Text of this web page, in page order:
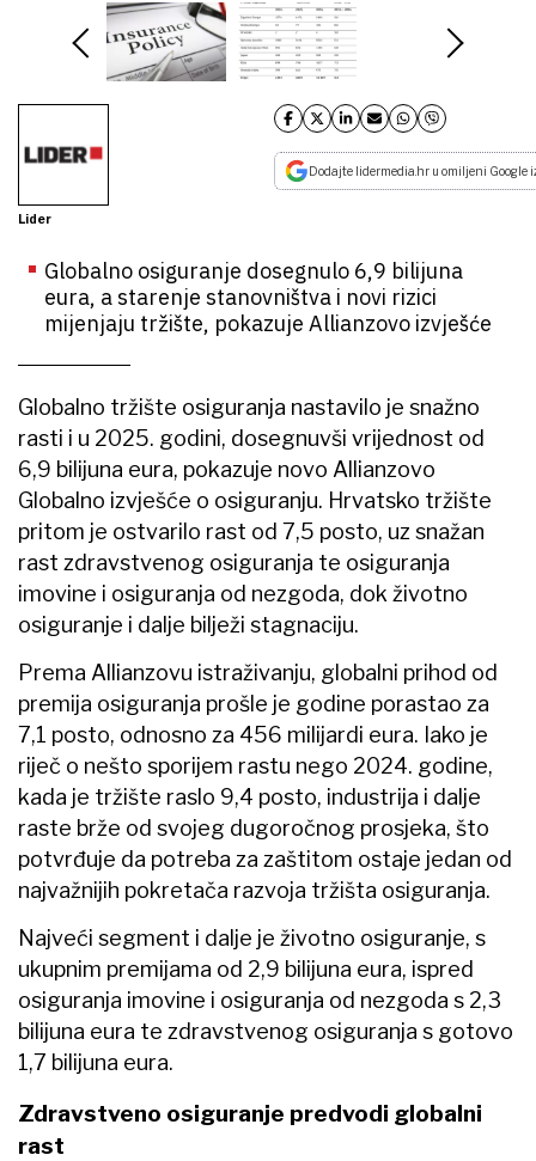
Lider
Dodajte lidermedia.hr u omiljeni Google
Globalno osiguranje dosegnulo 6,9 bilijuna
eura, a starenje stanovništva i novi rizici
mijenjaju tržište, pokazuje Allianzovo izvješće
Globalno tržište osiguranja nastavilo je snažno
rasti i u 2025. godini, dosegnuvši vrijednost od
6,9 bilijuna eura, pokazuje novo Allianzovo
Globalno izvješće o osiguranju. Hrvatsko tržište
pritom je ostvarilo rast od 7,5 posto, uz snažan
rast zdravstvenog osiguranja te osiguranja
imovine i osiguranja od nezgoda, dok životno
osiguranje i dalje bilježi stagnaciju.
Prema Allianzovu istraživanju, globalni prihod od
premija osiguranja prošle je godine porastao za
7,1 posto, odnosno za 456 milijardi eura. Iako je
riječ o nešto sporijem rastu nego 2024. godine,
kada je tržište raslo 9,4 posto, industrija i dalje
raste brže od svojeg dugoročnog prosjeka, što
potvrđuje da potreba za zaštitom ostaje jedan od
najvažnijih pokretača razvoja tržišta osiguranja.
Najveći segment i dalje je životno osiguranje, s
ukupnim premijama od 2,9 bilijuna eura, ispred
osiguranja imovine i osiguranja od nezgoda s 2,3
bilijuna eura te zdravstvenog osiguranja s gotovo
1,7 bilijuna eura.
Zdravstveno osiguranje predvodi globalni
rast